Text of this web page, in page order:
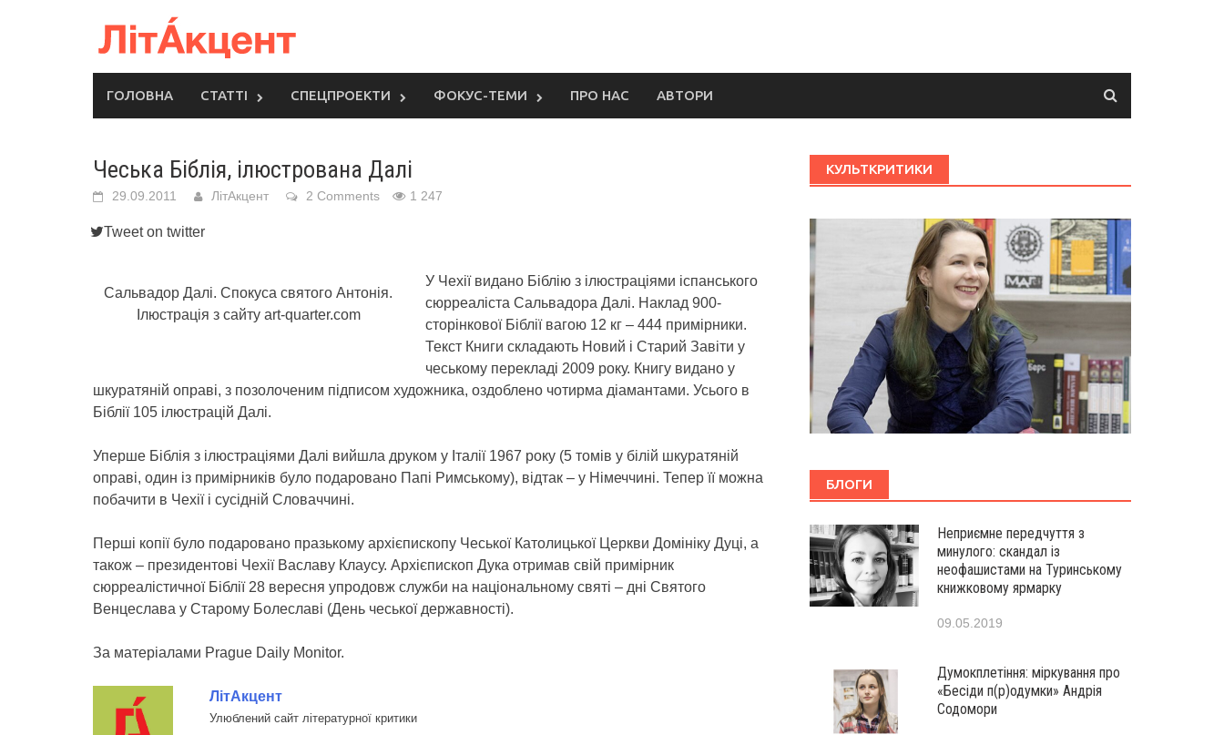
ГОЛОВНА СТАТТІ СПЕЦПРОЕКТИ ФОКУС-ТЕМИ ПРО НАС АВТОРИ
Чеська Біблія, ілюстрована Далі
29.09.2011 ЛітАкцент 2 Comments 1 247
Tweet on twitter
Сальвадор Далі. Спокуса святого Антонія.
Ілюстрація з сайту art-quarter.com
У Чехії видано Біблію з ілюстраціями іспанського
сюрреаліста Сальвадора Далі. Наклад 900-
сторінкової Біблії вагою 12 кг – 444 примірники.
Текст Книги складають Новий і Старий Завіти у
чеському перекладі 2009 року. Книгу видано у
шкуратяній оправі, з позолоченим підписом художника, оздоблено чотирма діамантами. Усього в
Біблії 105 ілюстрацій Далі.
Уперше Біблія з ілюстраціями Далі вийшла друком у Італії 1967 року (5 томів у білій шкуратяній
оправі, один із примірників було подаровано Папі Римському), відтак – у Німеччині. Тепер її можна
побачити в Чехії і сусідній Словаччині.
Перші копії було подаровано празькому архієпископу Чеської Католицької Церкви Домініку Дуці, а
також – президентові Чехії Ваславу Клаусу. Архієпископ Дука отримав свій примірник
сюрреалістичної Біблії 28 вересня упродовж служби на національному святі – дні Святого
Венцеслава у Старому Болеславі (День чеської державності).
За матеріалами Prague Daily Monitor.
ЛітАкцент
Улюблений сайт літературної критики
КУЛЬТКРИТИКИ
БЛОГИ
Неприємне передчуття з
минулого: скандал із
неофашистами на Туринському
книжковому ярмарку
09.05.2019
Думокплетіння: міркування про
«Бесіди п(р)одумки» Андрія
Содомори